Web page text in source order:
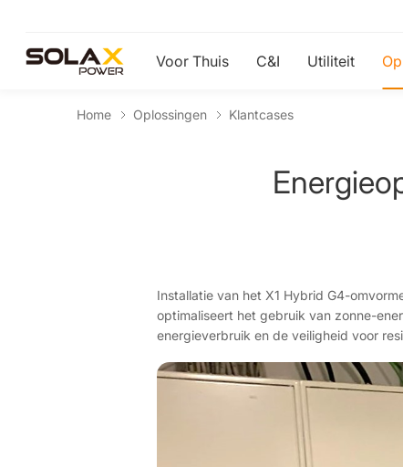
Voor Thuis C&I Utiliteit
Home Oplossingen Klantcases
Installatie van het X1 Hybrid G4-
optimaliseert het gebruik van zonne-
energieverbruik en de veiligheid voor